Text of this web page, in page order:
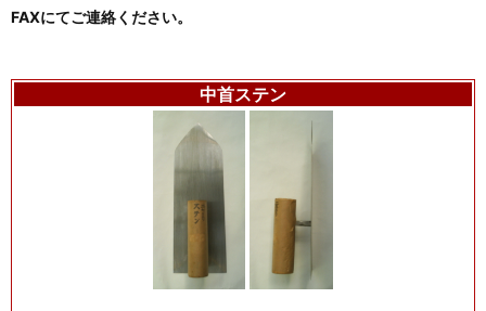
FAXにてご連絡ください。
中首ステン